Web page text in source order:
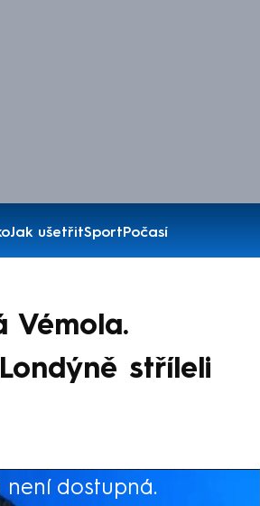
Jak ušetřitSportPočasí
Vémola.
stříleli
není dostupná.